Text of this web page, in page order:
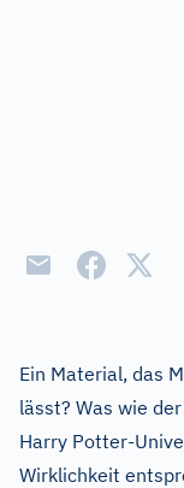
Ein Material, das
lässt? Was wie
Harry Potter-
Wirklichkeit